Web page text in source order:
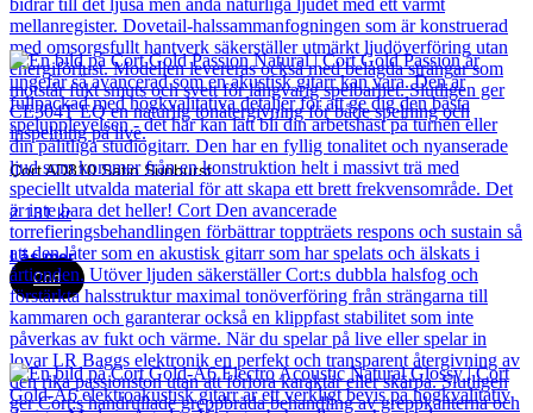
Cort AD810 Satin Sunburst
2 131kr
Läs mer
Cort